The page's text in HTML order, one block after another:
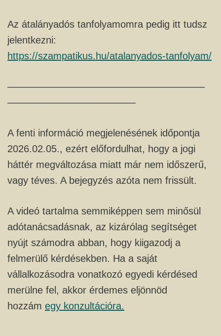
Az átalányadós tanfolyamomra pedig itt tudsz
jelentkezni:
https://szampatikus.hu/atalanyados-tanfolyam/
————————————————————
—————————————
A fenti információ megjelenésének időpontja
2026.02.05., ezért előfordulhat, hogy a jogi
háttér megváltozása miatt már nem időszerű,
vagy téves. A bejegyzés azóta nem frissült.
A videó tartalma semmiképpen sem minősül
adótanácsadásnak, az kizárólag segítséget
nyújt számodra abban, hogy kiigazodj a
felmerülő kérdésekben. Ha a saját
vállalkozásodra vonatkozó egyedi kérdésed
merülne fel, akkor érdemes eljönnöd
hozzám egy konzultációra.